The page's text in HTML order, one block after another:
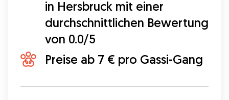
in Hersbruck mit einer
durchschnittlichen Bewertung
von 0.0/5
Preise ab 7 € pro Gassi-Gang